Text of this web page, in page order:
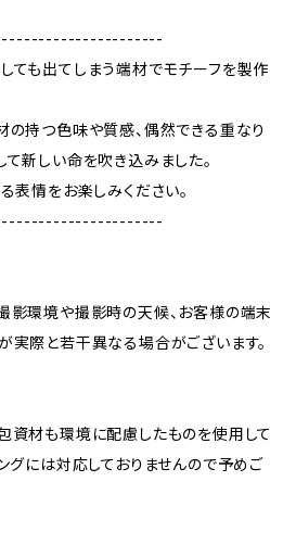
ても出てしまう端材でモチーフを製作
の持つ色味や質感、偶然できる重なり
新しい命を吹き込みました。
表情をお楽しみください。
影環境や撮影時の天候、お客様の端末
実際と若干異なる場合がございます。
資材も環境に配慮したものを使用して
グには対応しておりませんので予めご